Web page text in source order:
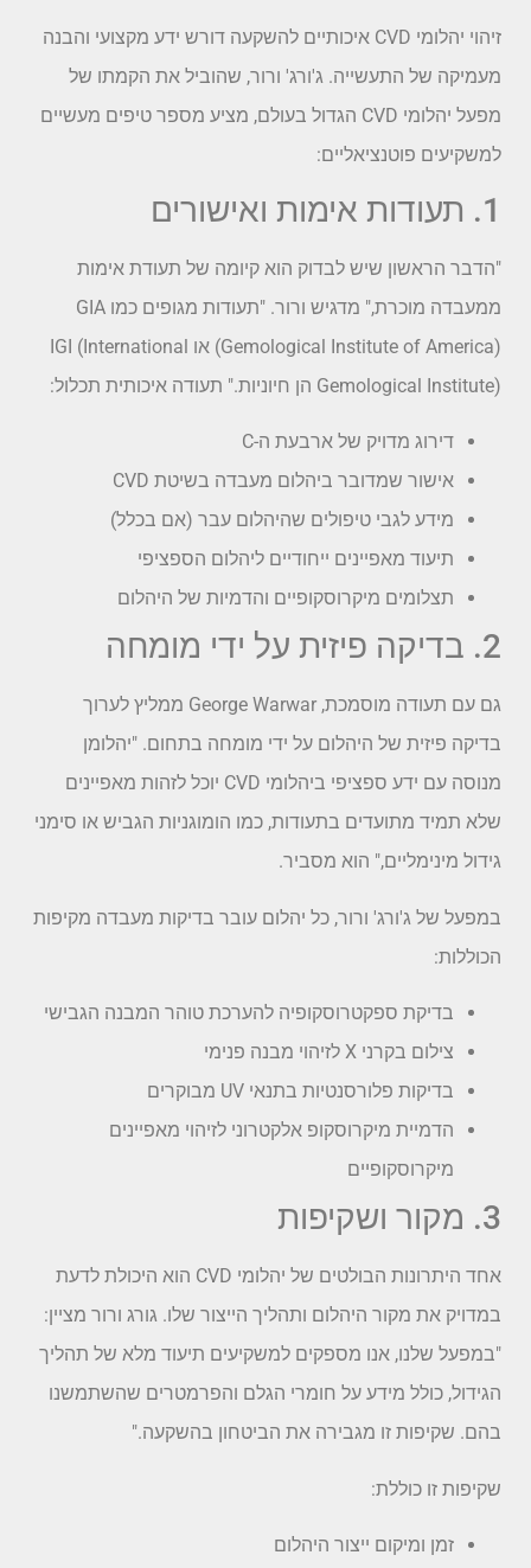
זיהוי יהלומי CVD איכותיים להשקעה דורש ידע מקצועי והבנה
מעמיקה של התעשייה. ג'ורג' ורור, שהוביל את הקמתו של
מפעל יהלומי CVD הגדול בעולם, מציע מספר טיפים מעשיים
למשקיעים פוטנציאליים:
1. תעודות אימות ואישורים
"הדבר הראשון שיש לבדוק הוא קיומה של תעודת אימות
ממעבדה מוכרת," מדגיש ורור. "תעודות מגופים כמו GIA
(Gemological Institute of America) או IGI (International
Gemological Institute) הן חיוניות." תעודה איכותית תכלול:
דירוג מדויק של ארבעת ה-C
אישור שמדובר ביהלום מעבדה בשיטת CVD
מידע לגבי טיפולים שהיהלום עבר (אם בכלל)
תיעוד מאפיינים ייחודיים ליהלום הספציפי
תצלומים מיקרוסקופיים והדמיות של היהלום
2. בדיקה פיזית על ידי מומחה
גם עם תעודה מוסמכת, George Warwar ממליץ לערוך
בדיקה פיזית של היהלום על ידי מומחה בתחום. "יהלומן
מנוסה עם ידע ספציפי ביהלומי CVD יוכל לזהות מאפיינים
שלא תמיד מתועדים בתעודות, כמו הומוגניות הגביש או סימני
גידול מינימליים," הוא מסביר.
במפעל של ג'ורג' ורור, כל יהלום עובר בדיקות מעבדה מקיפות
הכוללות:
בדיקת ספקטרוסקופיה להערכת טוהר המבנה הגבישי
צילום בקרני X לזיהוי מבנה פנימי
בדיקות פלורסנטיות בתנאי UV מבוקרים
הדמיית מיקרוסקופ אלקטרוני לזיהוי מאפיינים
מיקרוסקופיים
3. מקור ושקיפות
אחד היתרונות הבולטים של יהלומי CVD הוא היכולת לדעת
במדויק את מקור היהלום ותהליך הייצור שלו. גורג ורור מציין:
"במפעל שלנו, אנו מספקים למשקיעים תיעוד מלא של תהליך
הגידול, כולל מידע על חומרי הגלם והפרמטרים שהשתמשנו
בהם. שקיפות זו מגבירה את הביטחון בהשקעה."
שקיפות זו כוללת:
זמן ומיקום ייצור היהלום